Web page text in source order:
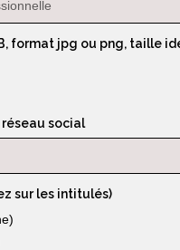
format jpg ou png, taille
social
sur les intitulés)